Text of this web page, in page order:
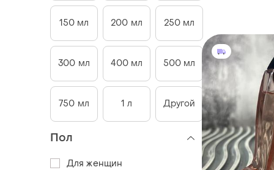
150 мл 200 мл 250 мл
300 мл 400 мл 500 мл
750 мл 1 л Другой
Пол
Для женщин